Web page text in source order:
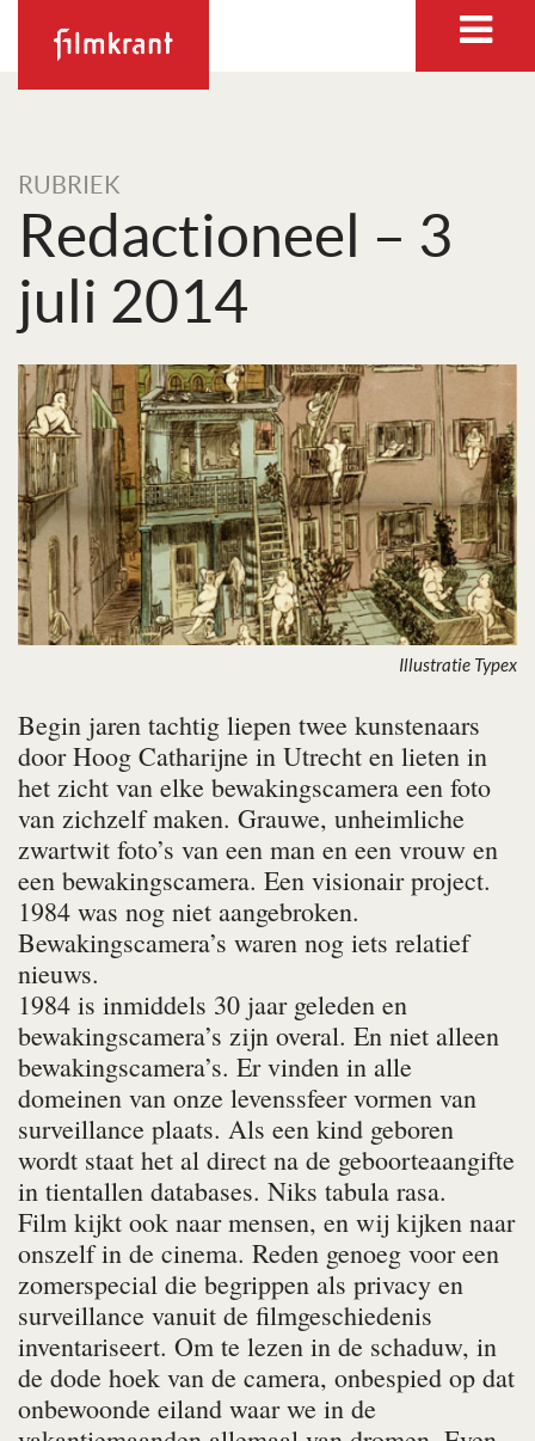
RUBRIEK
Redactioneel – 3
juli 2014
Illustratie Typex
Begin jaren tachtig liepen twee kunstenaars
door Hoog Catharijne in Utrecht en lieten in
het zicht van elke bewakingscamera een foto
van zichzelf maken. Grauwe, unheimliche
zwartwit foto’s van een man en een vrouw en
een bewakingscamera. Een visionair project.
1984 was nog niet aangebroken.
Bewakingscamera’s waren nog iets relatief
nieuws.
1984 is inmiddels 30 jaar geleden en
bewakingscamera’s zijn overal. En niet alleen
bewakingscamera’s. Er vinden in alle
domeinen van onze levenssfeer vormen van
surveillance plaats. Als een kind geboren
wordt staat het al direct na de geboorteaangifte
in tientallen databases. Niks tabula rasa.
Film kijkt ook naar mensen, en wij kijken naar
onszelf in de cinema. Reden genoeg voor een
zomerspecial die begrippen als privacy en
surveillance vanuit de filmgeschiedenis
inventariseert. Om te lezen in de schaduw, in
de dode hoek van de camera, onbespied op dat
onbewoonde eiland waar we in de